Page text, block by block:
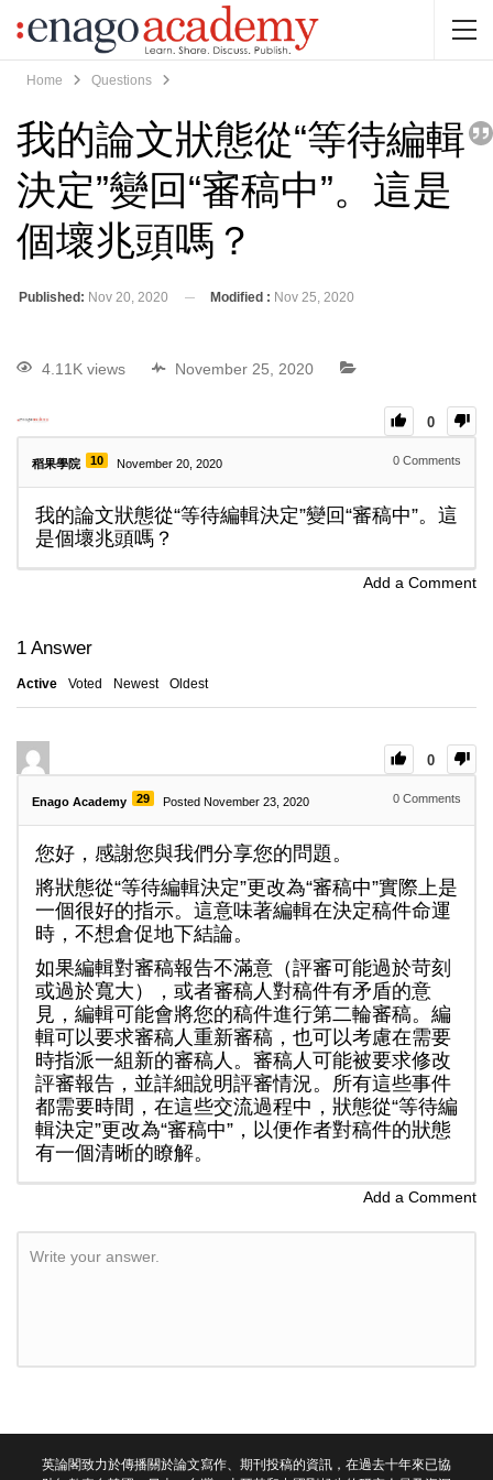
Home Questions
我的論文狀態從“等待編輯
決定”變回“審稿中”。這是
個壞兆頭嗎？
Published: Nov 20, 2020 Modified : Nov 25, 2020
4.11K views November 25, 2020
0
稻果學院 10 November 20, 2020 0 Comments
我的論文狀態從“等待編輯決定”變回“審稿中”。這
是個壞兆頭嗎？
Add a Comment
1 Answer
Active Voted Newest Oldest
0
Enago Academy 29 Posted November 23, 2020 0 Comments
您好，感謝您與我們分享您的問題。
將狀態從“等待編輯決定”更改為“審稿中”實際上是
一個很好的指示。這意味著編輯在決定稿件命運
時，不想倉促地下結論。
如果編輯對審稿報告不滿意（評審可能過於苛刻
或過於寬大），或者審稿人對稿件有矛盾的意
見，編輯可能會將您的稿件進行第二輪審稿。編
輯可以要求審稿人重新審稿，也可以考慮在需要
時指派一組新的審稿人。審稿人可能被要求修改
評審報告，並詳細說明評審情況。所有這些事件
都需要時間，在這些交流過程中，狀態從“等待編
輯決定”更改為“審稿中”，以便作者對稿件的狀態
有一個清晰的瞭解。
Add a Comment
Write your answer.
英論閣致力於傳播關於論文寫作、期刊投稿的資訊，在過去十年來已協